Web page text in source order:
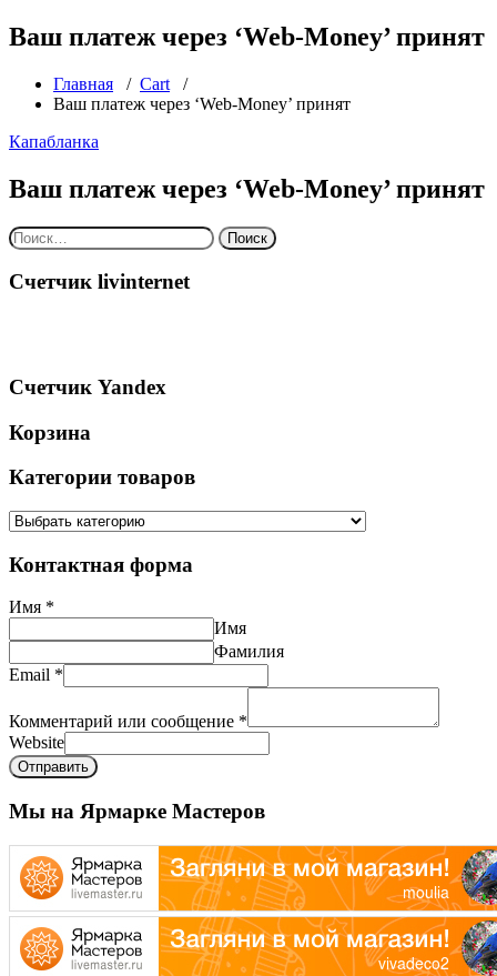
Ваш платеж через ‘Web-Money’ принят
Главная / Cart /
Ваш платеж через ‘Web-Money’ принят
Капабланка
Ваш платеж через ‘Web-Money’ принят
Найти:
Счетчик livinternet
Счетчик Yandex
Корзина
Категории товаров
Контактная форма
Имя *
Имя
Фамилия
Email *
Комментарий или сообщение *
Website
Отправить
Мы на Ярмарке Мастеров